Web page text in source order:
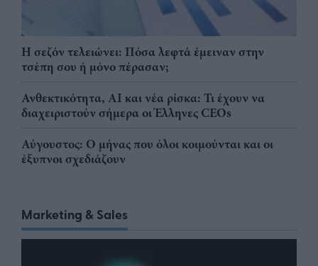
Η σεζόν τελειώνει: Πόσα λεφτά έμειναν στην
τσέπη σου ή μόνο πέρασαν;
Ανθεκτικότητα, AI και νέα ρίσκα: Τι έχουν να
διαχειριστούν σήμερα οι Έλληνες CEOs
Αύγουστος: Ο μήνας που όλοι κοιμούνται και οι
έξυπνοι σχεδιάζουν
Marketing & Sales